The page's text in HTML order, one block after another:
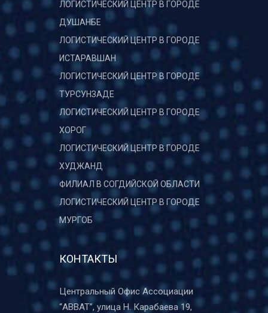
ЛОГИСТИЧЕСКИЙ ЦЕНТР В ГОРОДЕ
ДУШАНБЕ
ЛОГИСТИЧЕСКИЙ ЦЕНТР В ГОРОДЕ
ИСТАРАВШАН
ЛОГИСТИЧЕСКИЙ ЦЕНТР В ГОРОДЕ
ТУРСУНЗАДЕ
ЛОГИСТИЧЕСКИЙ ЦЕНТР В ГОРОДЕ
ХОРОГ
ЛОГИСТИЧЕСКИЙ ЦЕНТР В ГОРОДЕ
ХУДЖАНД
ФИЛИАЛ В СОГДИЙСКОЙ ОБЛАСТИ
ЛОГИСТИЧЕСКИЙ ЦЕНТР В ГОРОДЕ
МУРГОБ
КОНТАКТЫ
Центральный Офис Ассоциации
“ABBAT”, улица Н. Карабаева 19,